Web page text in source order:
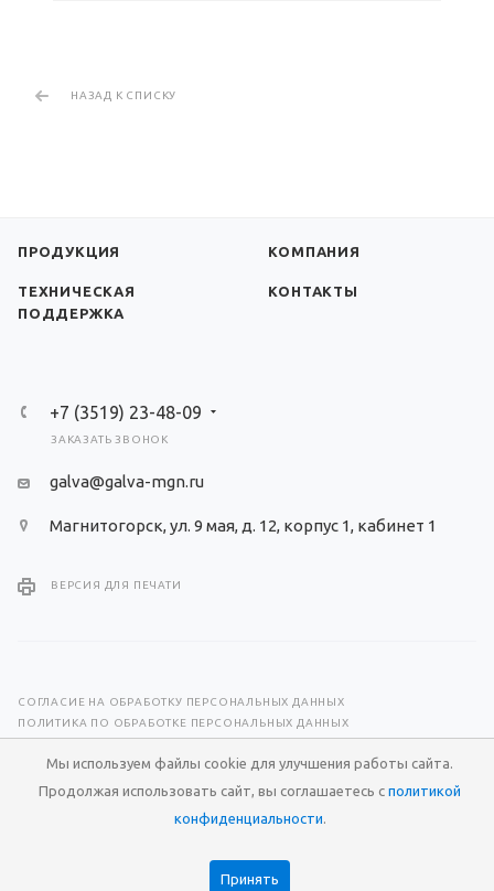
НАЗАД К СПИСКУ
ПРОДУКЦИЯ КОМПАНИЯ
ТЕХНИЧЕСКАЯ
ПОДДЕРЖКА
КОНТАКТЫ
+7 (3519) 23-48-09
ЗАКАЗАТЬ ЗВОНОК
galva@galva-mgn.ru
Магнитогорск, ул. 9 мая, д. 12, корпус 1, кабинет 1
ВЕРСИЯ ДЛЯ ПЕЧАТИ
СОГЛАСИЕ НА ОБРАБОТКУ ПЕРСОНАЛЬНЫХ ДАННЫХ
ПОЛИТИКА ПО ОБРАБОТКЕ ПЕРСОНАЛЬНЫХ ДАННЫХ
RuMaster
Мы используем файлы cookie для улучшения работы сайта.
Продолжая использовать сайт, вы соглашаетесь с политикой
конфиденциальности.
Принять